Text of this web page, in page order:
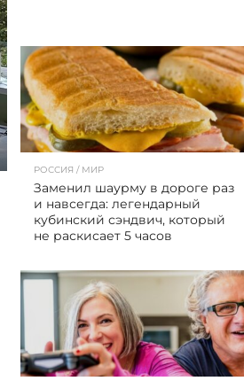
РОССИЯ / МИР
Заменил шаурму в дороге раз
и навсегда: легендарный
кубинский сэндвич, который
не раскисает 5 часов